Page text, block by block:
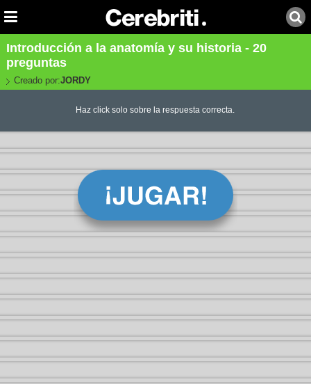
Introducción a la anatomía y su historia - 20
preguntas
Creado por:JORDY
Haz click solo sobre la respuesta correcta.